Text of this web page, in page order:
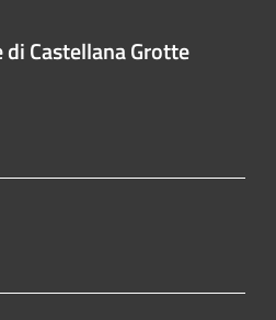
di Castellana Grotte